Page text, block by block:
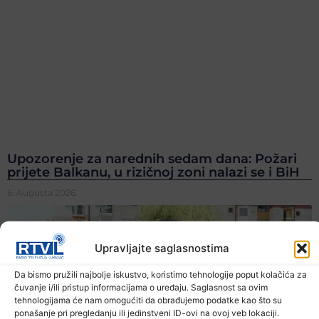
Upravljajte saglasnostima
Da bismo pružili najbolje iskustvo, koristimo tehnologije poput kolačića za
čuvanje i/ili pristup informacijama o uređaju. Saglasnost sa ovim
tehnologijama će nam omogućiti da obrađujemo podatke kao što su
ponašanje pri pregledanju ili jedinstveni ID-ovi na ovoj veb lokaciji.
Upozorenje za narednih sedam dana: Požari
prijete Balkanu, u rizičnoj zoni nalazi se i BiH
6. Augusta 2026.